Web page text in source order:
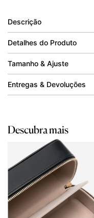
Descrição
Detalhes do Produto
Tamanho & Ajuste
Entregas & Devoluções
Descubra mais